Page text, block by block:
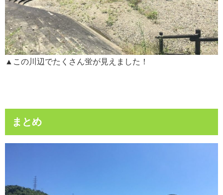
▲この川辺でたくさん蛍が見えました！
まとめ